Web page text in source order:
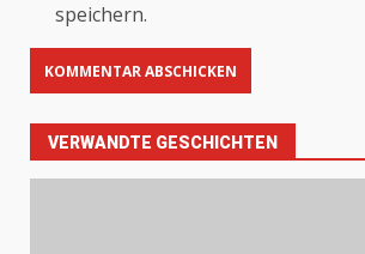
speichern.
VERWANDTE GESCHICHTEN